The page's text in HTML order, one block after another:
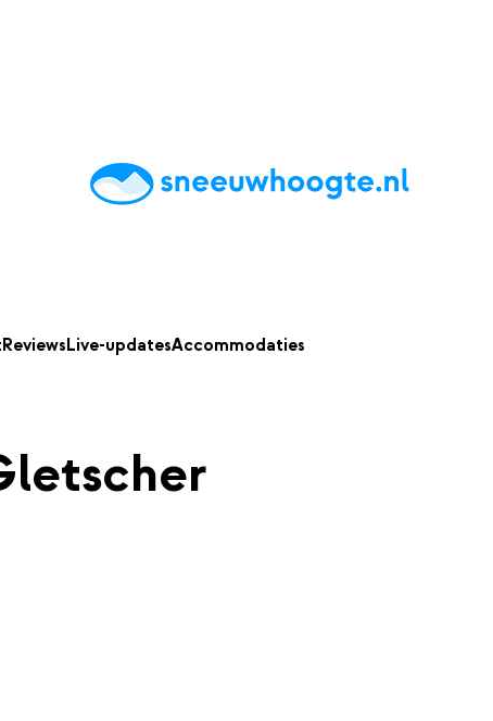
AccommodatiesTipsReviewsLive updatesApp
ReviewsLive-updatesAccommodaties